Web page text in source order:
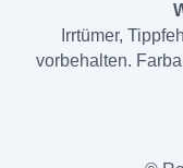
Irrtümer,
vorbehalten.